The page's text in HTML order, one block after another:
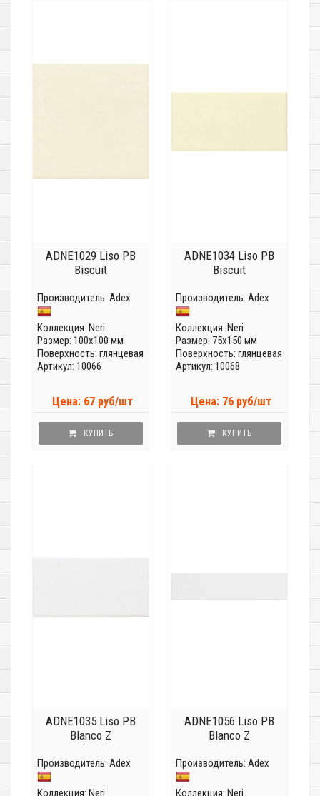
ADNE1029 Liso PB
Biscuit
Производитель: Adex
Коллекция: Neri
Размер: 100x100 мм
Поверхность: глянцевая
Артикул: 10066
Цена: 67 руб/шт
КУПИТЬ
ADNE1034 Liso PB
Biscuit
Производитель: Adex
Коллекция: Neri
Размер: 75x150 мм
Поверхность: глянцевая
Артикул: 10068
Цена: 76 руб/шт
КУПИТЬ
ADNE1035 Liso PB
Blanco Z
Производитель: Adex
Коллекция: Neri
ADNE1056 Liso PB
Blanco Z
Производитель: Adex
Коллекция: Neri